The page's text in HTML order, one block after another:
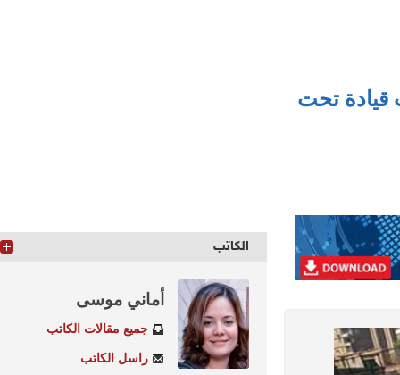
موسعة و7 حالات قيادة تحت
الكاتب
أماني موسى
جميع مقالات الكاتب
راسل الكاتب